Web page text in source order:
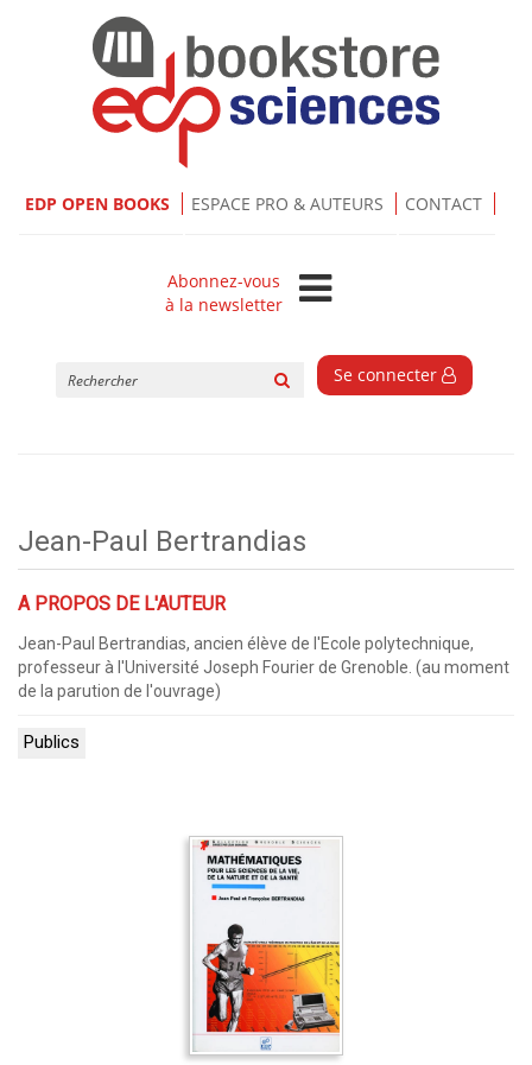
EDP OPEN BOOKS ESPACE PRO & AUTEURS CONTACT
Abonnez-vous
à la newsletter
Se connecter
Jean-Paul Bertrandias
A PROPOS DE L'AUTEUR
Jean-Paul Bertrandias, ancien élève de l'Ecole polytechnique,
professeur à l'Université Joseph Fourier de Grenoble. (au moment
de la parution de l'ouvrage)
Publics